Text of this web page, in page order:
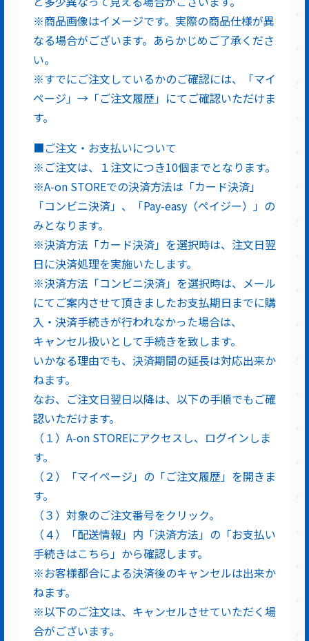
※商品画像はイメージです。実際の商品仕様が異
なる場合がございます。あらかじめご了承くださ
い。
※すでにご注文しているかのご確認には、「マイ
ページ」→「ご注文履歴」にてご確認いただけま
す。
■ご注文・お支払いについて
※ご注文は、１注文につき10個までとなります。
※A-on STOREでの決済方法は「カード決済」
「コンビニ決済」、「Pay-easy（ペイジー）」の
みとなります。
※決済方法「カード決済」を選択時は、注文日翌
日に決済処理を実施いたします。
※決済方法「コンビニ決済」を選択時は、メール
にてご案内させて頂きましたお支払期日までに購
入・決済手続きが行われなかった場合は、
キャンセル扱いとして手続きを致します。
いかなる理由でも、決済期間の延長は対応出来か
ねます。
なお、ご注文日翌日以降は、以下の手順でもご確
認いただけます。
（１）A-on STOREにアクセスし、ログインしま
す。
（２）「マイページ」の「ご注文履歴」を開きま
す。
（３）対象のご注文番号をクリック。
（４）「配送情報」内「決済方法」の「お支払い
手続きはこちら」から確認します。
※お客様都合による決済後のキャンセルは出来か
ねます。
※以下のご注文は、キャンセルさせていただく場
合がございます。